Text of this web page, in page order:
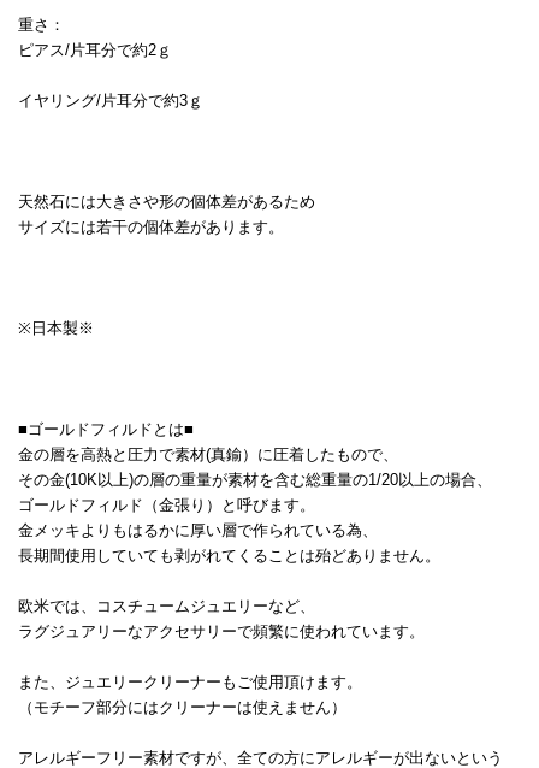
重さ：
ピアス/片耳分で約2ｇ
イヤリング/片耳分で約3ｇ
天然石には大きさや形の個体差があるため
サイズには若干の個体差があります。
※日本製※
■ゴールドフィルドとは■
金の層を高熱と圧力で素材(真鍮）に圧着したもので、
その金(10K以上)の層の重量が素材を含む総重量の1/20以上の場合、
ゴールドフィルド（金張り）と呼びます。
金メッキよりもはるかに厚い層で作られている為、
長期間使用していても剥がれてくることは殆どありません。
欧米では、コスチュームジュエリーなど、
ラグジュアリーなアクセサリーで頻繁に使われています。
また、ジュエリークリーナーもご使用頂けます。
（モチーフ部分にはクリーナーは使えません）
アレルギーフリー素材ですが、全ての方にアレルギーが出ないという